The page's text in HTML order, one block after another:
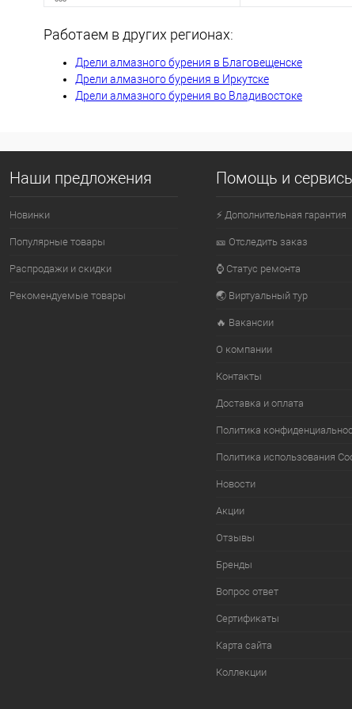
Сообщить о наличии
К сравнению
К сравнению
В избранное
Работаем в других регионах:
Дрели алмазного бурения в Благовещенске
Дрели алмазного бурения в Иркутске
Дрели алмазного бурения во Владивостоке
Наши предложения
Новинки
Популярные товары
Распродажи и скидки
Рекомендуемые товары
Помощь и
⚡ Дополнительная гарантия
🎫 Отследить заказ
⌚ Статус ремонта
🌏 Виртуальный тур
🔥 Вакансии
О компании
Контакты
Доставка и оплата
Политика
Политика использования
Новости
Акции
Отзывы
Бренды
Вопрос ответ
Сертификаты
Карта сайта
Коллекции